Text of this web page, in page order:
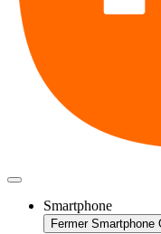
Smartphone
Fermer Smartphone